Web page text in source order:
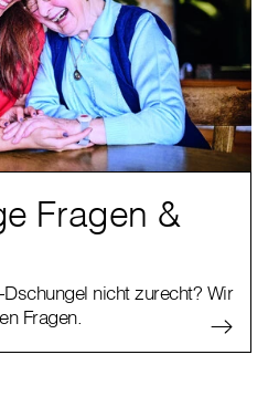
Fragen &
nicht zurecht? Wir
Fragen.